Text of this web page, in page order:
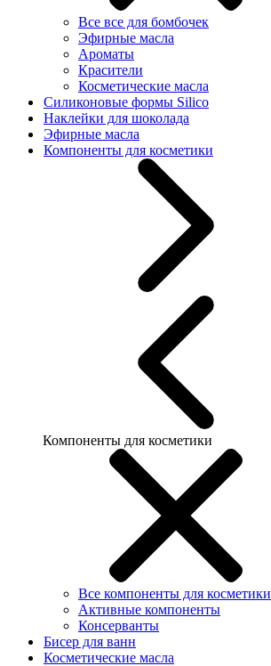
Все все для бомбочек
Эфирные масла
Ароматы
Красители
Косметические масла
Силиконовые формы Silico
Наклейки для шоколада
Эфирные масла
Компоненты для косметики
Компоненты для косметики
Все компоненты для косметики
Активные компоненты
Консерванты
Бисер для ванн
Косметические масла